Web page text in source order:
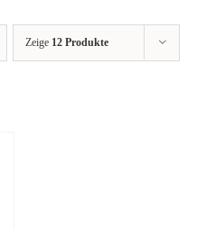
Zeige 12 Produkte